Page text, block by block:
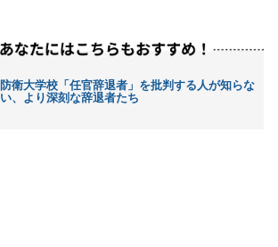
防衛大学校「任官辞退者」を批判する人が知らな
い、より深刻な辞退者たち